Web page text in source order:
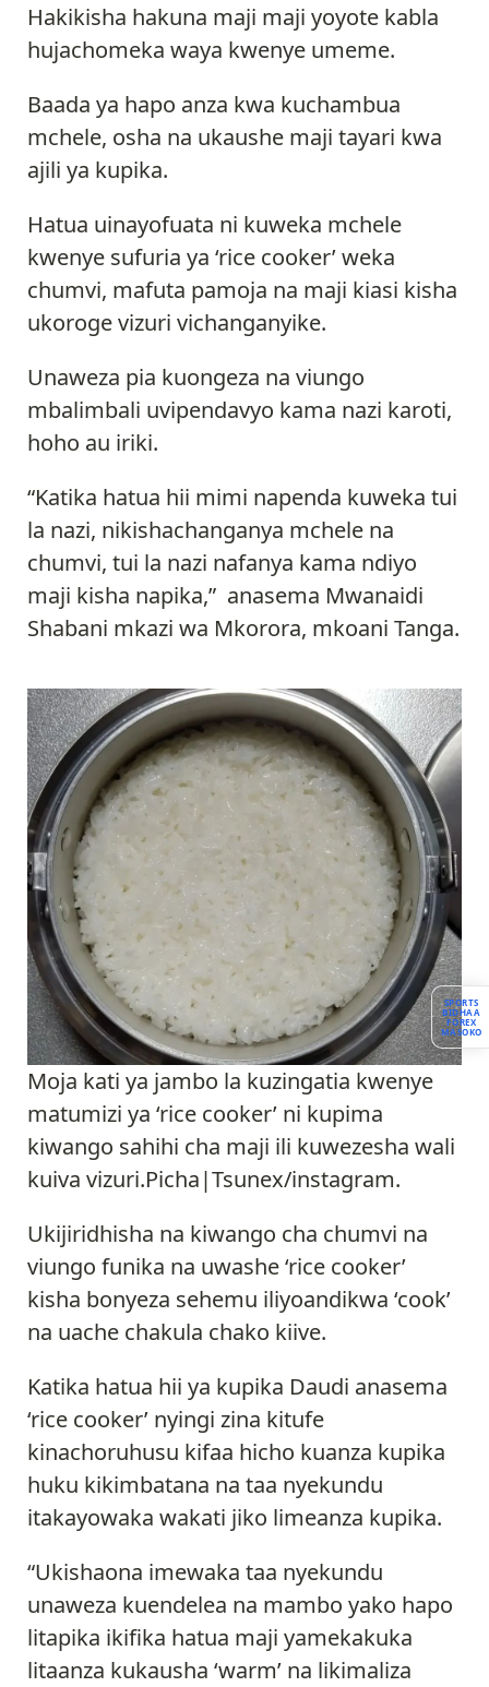
Hakikisha hakuna maji maji yoyote kabla
hujachomeka waya kwenye umeme.
Baada ya hapo anza kwa kuchambua
mchele, osha na ukaushe maji tayari kwa
ajili ya kupika.
Hatua uinayofuata ni kuweka mchele
kwenye sufuria ya ‘rice cooker’ weka
chumvi, mafuta pamoja na maji kiasi kisha
ukoroge vizuri vichanganyike.
Unaweza pia kuongeza na viungo
mbalimbali uvipendavyo kama nazi karoti,
hoho au iriki.
“Katika hatua hii mimi napenda kuweka tui
la nazi, nikishachanganya mchele na
chumvi, tui la nazi nafanya kama ndiyo
maji kisha napika,” anasema Mwanaidi
Shabani mkazi wa Mkorora, mkoani Tanga.
Moja kati ya jambo la kuzingatia kwenye
matumizi ya ‘rice cooker’ ni kupima
kiwango sahihi cha maji ili kuwezesha wali
kuiva vizuri.Picha|Tsunex/instagram.
Ukijiridhisha na kiwango cha chumvi na
viungo funika na uwashe ‘rice cooker’
kisha bonyeza sehemu iliyoandikwa ‘cook’
na uache chakula chako kiive.
Katika hatua hii ya kupika Daudi anasema
‘rice cooker’ nyingi zina kitufe
kinachoruhusu kifaa hicho kuanza kupika
huku kikimbatana na taa nyekundu
itakayowaka wakati jiko limeanza kupika.
“Ukishaona imewaka taa nyekundu
unaweza kuendelea na mambo yako hapo
litapika ikifika hatua maji yamekakuka
litaanza kukausha ‘warm’ na likimaliza
SPORTS
BIDHAA
FOREX
MASOKO